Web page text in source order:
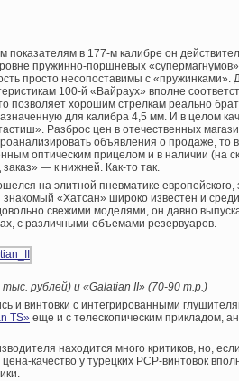
показателям в 177-м калибре он
пружинно-поршневых
просто несопоставимы с
100-й «Вайраух» вполне
позволяет хорошим стрелкам реально
для калибра 4,5 мм. И в целом
Разброс цен в отечественных
объявления о продаже,
оптическим прицелом и в наличии (на
— к нижней. Как-то так.
на элитной пневматике европейского,
«Хатсан» широко известен и
свежими моделями, он давно
с различными объемами резервуаров.
тыс. рублей) и «Galatian II» (70-90 т.р.)
и винтовки с интегрированными
TS» еще и с телескопическим прикладом,
находится много критиков, но,
качество у турецких PCP-винтовок